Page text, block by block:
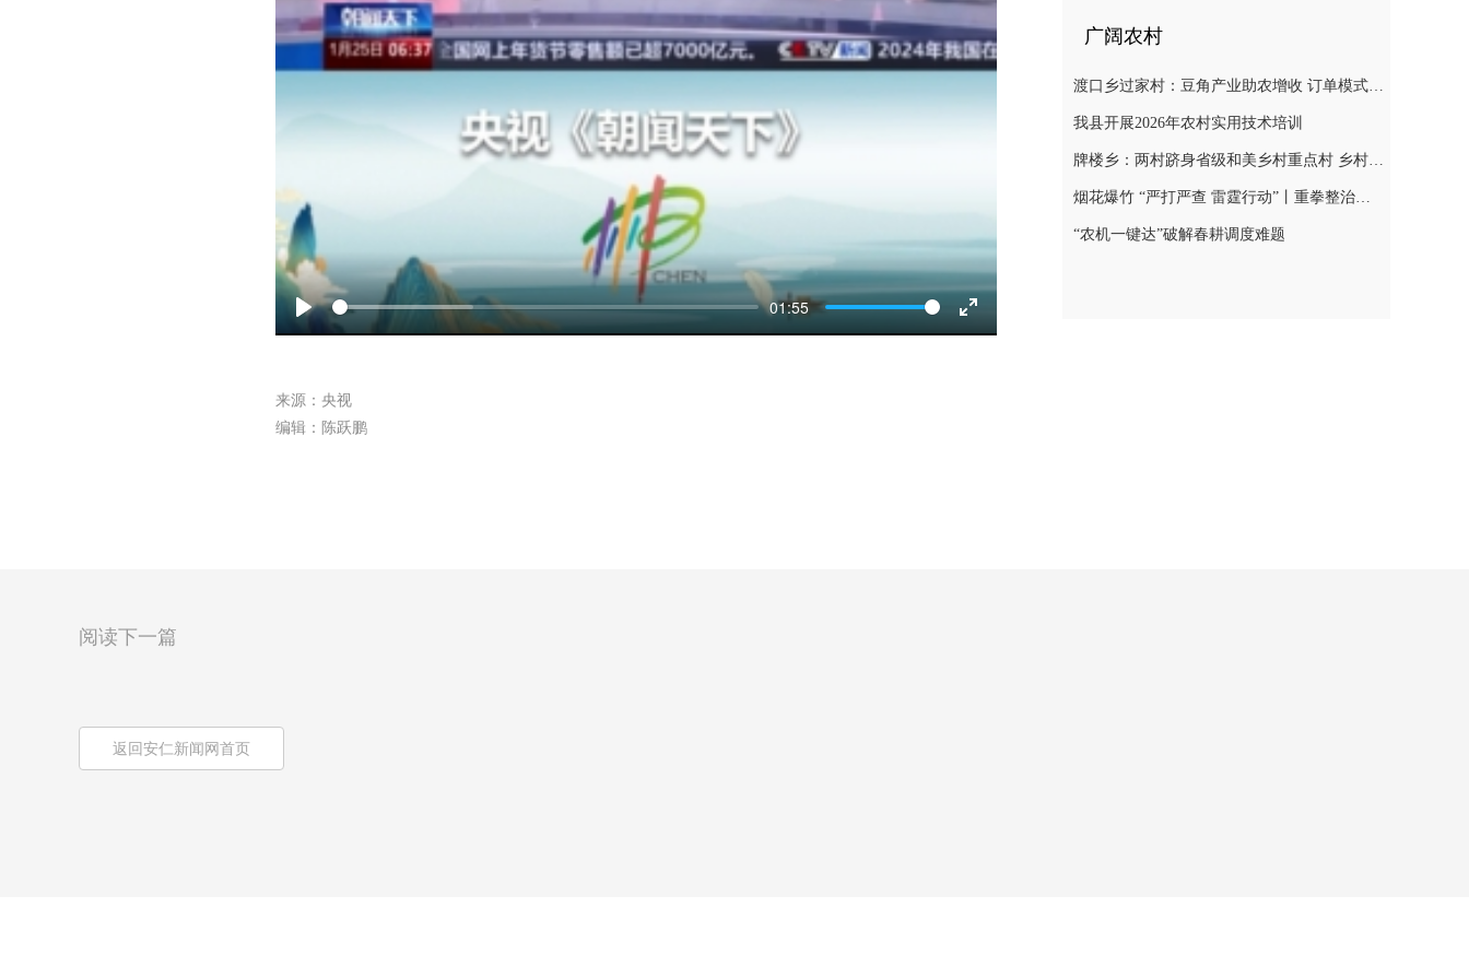
Play
01:55
Enter
来源：央视
编辑：陈跃鹏
广阔农村
渡口乡过家村：豆角产业助农增收 订单模式铺就致富路
我县开展2026年农村实用技术培训
牌楼乡：两村跻身省级和美乡村重点村 乡村振兴迎来“加速跑”
烟花爆竹 “严打严查 雷霆行动”丨重拳整治非法储存烟花爆竹 筑牢辖区安全防线
“农机一键达”破解春耕调度难题
阅读下一篇
返回安仁新闻网首页